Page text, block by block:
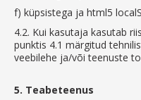
f) küpsistega ja html5
4.2. Kui kasutaja kasutab
punktis 4.1 märgitud
veebilehe ja/või teenuste
5. Teabeteenus